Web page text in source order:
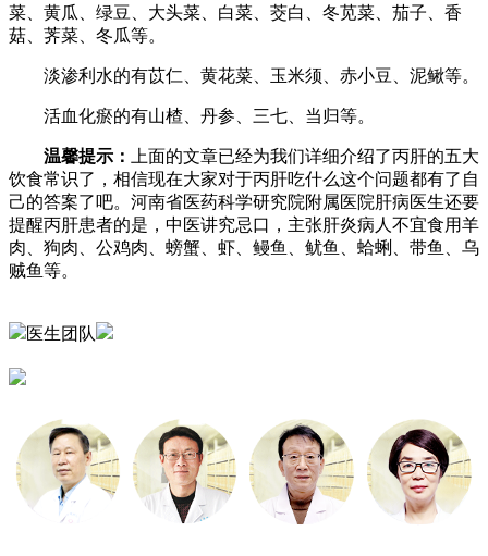
菜、黄瓜、绿豆、大头菜、白菜、茭白、冬苋菜、茄子、香
菇、荠菜、冬瓜等。
淡渗利水的有苡仁、黄花菜、玉米须、赤小豆、泥鳅等。
活血化瘀的有山楂、丹参、三七、当归等。
温馨提示：
上面的文章已经为我们详细介绍了丙肝的五大
饮食常识了，相信现在大家对于丙肝吃什么这个问题都有了自
己的答案了吧。河南省医药科学研究院附属医院肝病医生还要
提醒丙肝患者的是，中医讲究忌口，主张肝炎病人不宜食用羊
肉、狗肉、公鸡肉、螃蟹、虾、鳗鱼、鱿鱼、蛤蜊、带鱼、乌
贼鱼等。
医生团队